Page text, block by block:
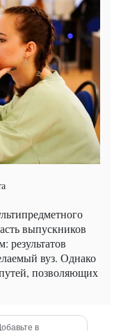
выпускников
результатов
вуз. Однако
позволяющих
в